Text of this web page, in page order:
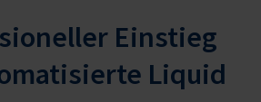
Einstieg
Liquid